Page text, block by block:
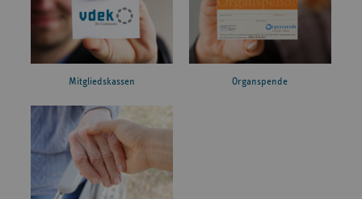
Mitgliedskassen Organspende